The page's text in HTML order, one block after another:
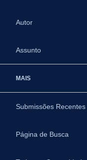
Autor
Assunto
MAIS
Submissões Recentes
Página de Busca